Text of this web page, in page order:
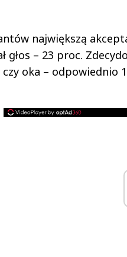
największą
głos – 23 proc.
oka – odpowiednio